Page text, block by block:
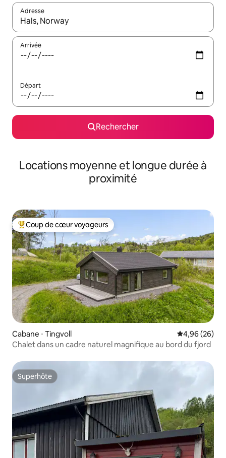
Adresse
Lorsque les résultats s'affichent, utilisez les flèches vers le
Arrivée
Départ
Rechercher
Locations moyenne et longue durée à
proximité
Coups de cœur voyageurs les plus appréciés
Coup de cœur voyageurs
Cabane ⋅ Tingvoll Évaluation
4,96 (26)
Chalet dans un cadre naturel magnifique au bord du fjord
Superhôte
Superhôte